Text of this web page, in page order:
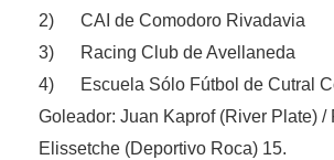
2) CAI de Comodoro Rivadavia
3) Racing Club de Avellaneda
4) Escuela Sólo Fútbol de Cutral
Goleador: Juan Kaprof (River Plate) /
Elissetche (Deportivo Roca) 15.